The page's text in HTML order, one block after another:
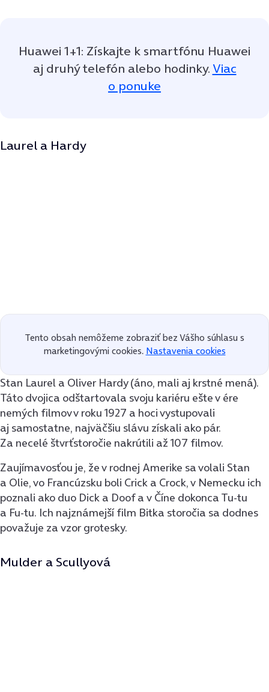
Huawei 1+1: Získajte k smartfónu Huawei
aj druhý telefón alebo hodinky. Viac
o ponuke
Laurel a Hardy
Tento obsah nemôžeme zobraziť bez Vášho súhlasu s
marketingovými cookies. Nastavenia cookies
Stan Laurel a Oliver Hardy (áno, mali aj krstné mená).
Táto dvojica odštartovala svoju kariéru ešte v ére
nemých filmov v roku 1927 a hoci vystupovali
aj samostatne, najväčšiu slávu získali ako pár.
Za necelé štvrťstoročie nakrútili až 107 filmov.
Zaujímavosťou je, že v rodnej Amerike sa volali Stan
a Olie, vo Francúzsku boli Crick a Crock, v Nemecku ich
poznali ako duo Dick a Doof a v Číne dokonca Tu-tu
a Fu-tu. Ich najznámejší film Bitka storočia sa dodnes
považuje za vzor grotesky.
Mulder a Scullyová